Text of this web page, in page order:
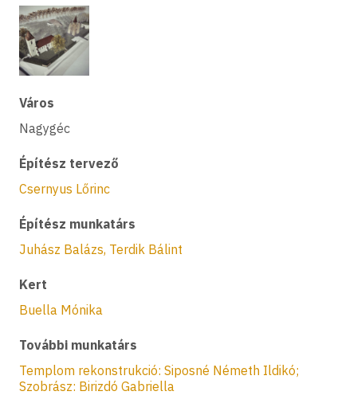
Város
Nagygéc
Építész tervező
Csernyus Lőrinc
Építész munkatárs
Juhász Balázs, Terdik Bálint
Kert
Buella Mónika
További munkatárs
Templom rekonstrukció: Siposné Németh Ildikó;
Szobrász: Birizdó Gabriella